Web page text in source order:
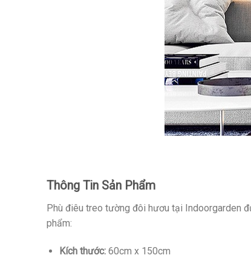
Thông Tin Sản Phẩm
Phù điêu treo tường đôi hươu tại Indoorgarden
phẩm:
Kích thước:60cm x 150cm